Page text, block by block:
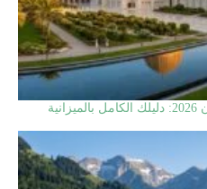
🇴🇲 تكلفة السفر إلى سلطنة عمان 2026: دليلك الكامل بالميزانية